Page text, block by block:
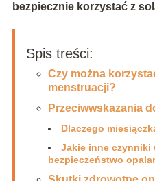
bezpiecznie korzystać z
Spis treści:
Czy można
menstruacji?
Przeciwwskazania
Dlaczego
Jakie inne czynniki
bezpieczeństwo